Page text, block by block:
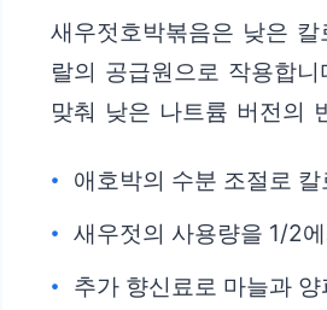
새우젓호박볶음은 낮은
랄의 공급원으로 작용합
맞춰 낮은 나트륨 버전의
애호박의 수분 조절로
새우젓의 사용량을 1/2
추가 향신료로 마늘과